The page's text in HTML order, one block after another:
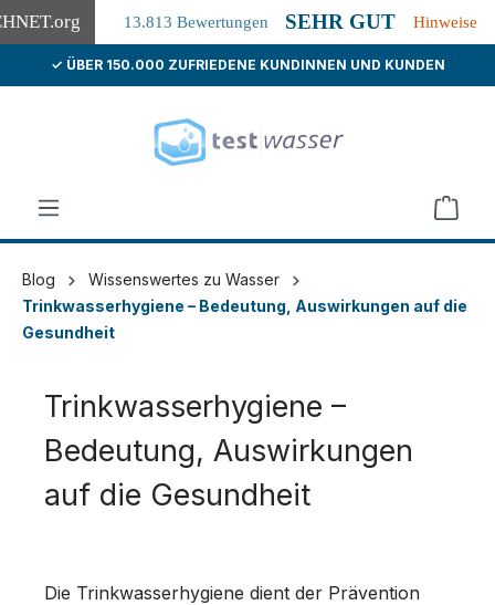
.org 13.813 Bewertungen SEHR GUT Hinweise
springen
✓ ÜBER 150.000 ZUFRIEDENE KUNDINNEN UND KUNDEN
Blog
Wissenswertes zu Wasser
Trinkwasserhygiene – Bedeutung, Auswirkungen auf die
Gesundheit
Trinkwasserhygiene –
Bedeutung, Auswirkungen
auf die Gesundheit
Die Trinkwasserhygiene dient der Prävention